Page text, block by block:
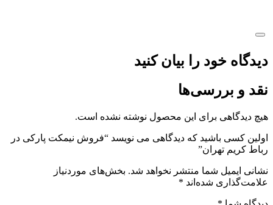
دیدگاه خود را بیان کنید
نقد و بررسی‌ها
هیچ دیدگاهی برای این محصول نوشته نشده است.
اولین کسی باشید که دیدگاهی می نویسد “فروش نیمکت پارکی در
رباط کریم تهران”
نشانی ایمیل شما منتشر نخواهد شد. بخش‌های موردنیاز
علامت‌گذاری شده‌اند *